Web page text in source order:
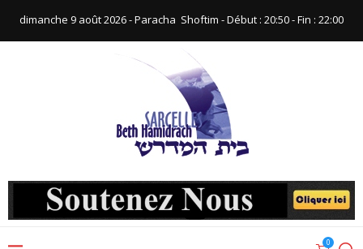
dimanche 9 août 2026 - Paracha ‪ Shoftim‬ - Début : 20:50‬ - Fin : ‪22:00‬
0